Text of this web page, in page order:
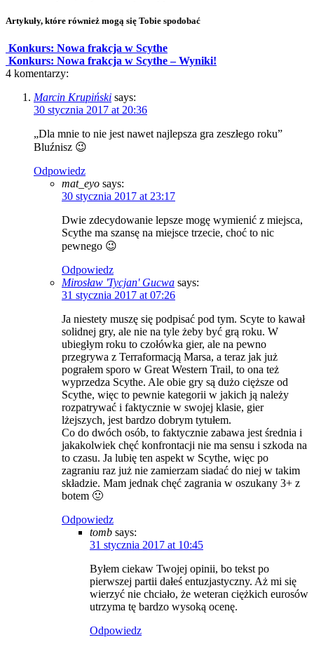
Artykuły, które również mogą się Tobie spodobać
Konkurs: Nowa frakcja w Scythe
Konkurs: Nowa frakcja w Scythe – Wyniki!
4 komentarzy:
Marcin Krupiński says:
30 stycznia 2017 at 20:36
„Dla mnie to nie jest nawet najlepsza gra zeszłego roku”
Bluźnisz 😉
Odpowiedz
mat_eyo says:
30 stycznia 2017 at 23:17
Dwie zdecydowanie lepsze mogę wymienić z miejsca,
Scythe ma szansę na miejsce trzecie, choć to nic
pewnego 😉
Odpowiedz
Mirosław 'Tycjan' Gucwa says:
31 stycznia 2017 at 07:26
Ja niestety muszę się podpisać pod tym. Scyte to kawał
solidnej gry, ale nie na tyle żeby być grą roku. W
ubiegłym roku to czołówka gier, ale na pewno
przegrywa z Terraformacją Marsa, a teraz jak już
pograłem sporo w Great Western Trail, to ona też
wyprzedza Scythe. Ale obie gry są dużo cięższe od
Scythe, więc to pewnie kategorii w jakich ją należy
rozpatrywać i faktycznie w swojej klasie, gier
lżejszych, jest bardzo dobrym tytułem.
Co do dwóch osób, to faktycznie zabawa jest średnia i
jakakolwiek chęć konfrontacji nie ma sensu i szkoda na
to czasu. Ja lubię ten aspekt w Scythe, więc po
zagraniu raz już nie zamierzam siadać do niej w takim
składzie. Mam jednak chęć zagrania w oszukany 3+ z
botem 🙂
Odpowiedz
tomb says:
31 stycznia 2017 at 10:45
Byłem ciekaw Twojej opinii, bo tekst po
pierwszej partii dałeś entuzjastyczny. Aż mi się
wierzyć nie chciało, że weteran ciężkich eurosów
utrzyma tę bardzo wysoką ocenę.
Odpowiedz